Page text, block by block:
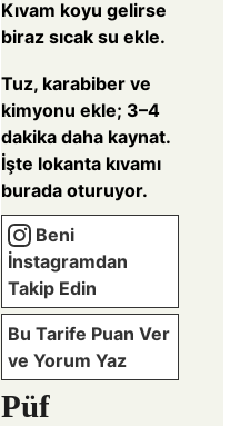
Kıvam koyu gelirse
biraz sıcak su ekle.
Tuz, karabiber ve
kimyonu ekle; 3–4
dakika daha kaynat.
İşte lokanta kıvamı
burada oturuyor.
Beni
İnstagramdan
Takip Edin
Bu Tarife Puan Ver
ve Yorum Yaz
Püf